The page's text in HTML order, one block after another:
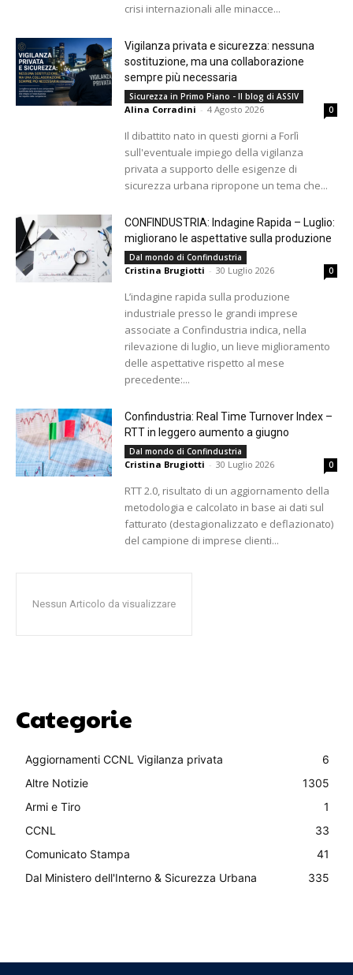
crisi internazionali alle minacce...
Vigilanza privata e sicurezza: nessuna
sostituzione, ma una collaborazione
sempre più necessaria
Sicurezza in Primo Piano - Il blog di ASSIV
Alina Corradini - 4 Agosto 2026 0
Il dibattito nato in questi giorni a Forlì
sull'eventuale impiego della vigilanza
privata a supporto delle esigenze di
sicurezza urbana ripropone un tema che...
CONFINDUSTRIA: Indagine Rapida – Luglio:
migliorano le aspettative sulla produzione
Dal mondo di Confindustria
Cristina Brugiotti - 30 Luglio 2026 0
L’indagine rapida sulla produzione
industriale presso le grandi imprese
associate a Confindustria indica, nella
rilevazione di luglio, un lieve miglioramento
delle aspettative rispetto al mese
precedente:...
Confindustria: Real Time Turnover Index –
RTT in leggero aumento a giugno
Dal mondo di Confindustria
Cristina Brugiotti - 30 Luglio 2026 0
RTT 2.0, risultato di un aggiornamento della
metodologia e calcolato in base ai dati sul
fatturato (destagionalizzato e deflazionato)
del campione di imprese clienti...
Nessun Articolo da visualizzare
Categorie
Aggiornamenti CCNL Vigilanza privata
6
Altre Notizie
1305
Armi e Tiro
1
CCNL
33
Comunicato Stampa
41
Dal Ministero dell'Interno & Sicurezza Urbana
335